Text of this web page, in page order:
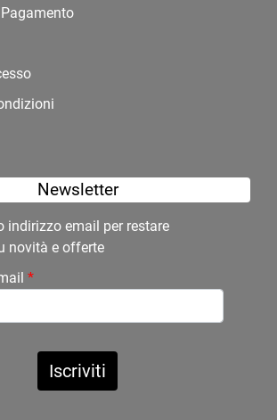
Newsletter
indirizzo email per restare
novità e offerte
*